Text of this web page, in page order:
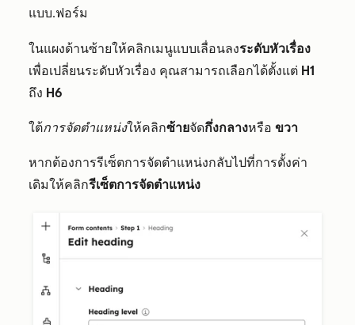
แบบ.ฟอร์ม
ในแผงด้านซ้ายให้คลิกเมนูแบบเลื่อนลงระดับหัวเรื่อง
เพื่อเปลี่ยนระดับหัวเรื่อง คุณสามารถเลือกได้ตั้งแต่ H1
ถึง H6
ใต้การจัดตำแหน่งให้คลิกซ้ายจัดกึ่งกลางหรือ ขวา
หากต้องการรีเซ็ตการจัดตำแหน่งกลับไปที่การตั้งค่า
เดิมให้คลิกรีเซ็ตการจัดตำแหน่ง